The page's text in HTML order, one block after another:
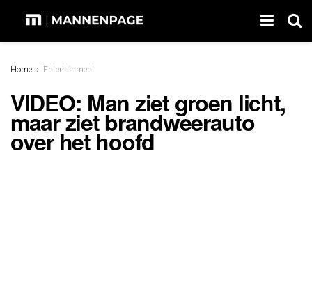
Home Entertainment
VIDEO: Man ziet groen licht,
maar ziet brandweerauto
over het hoofd